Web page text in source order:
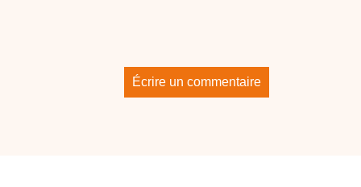
Écrire un commentaire